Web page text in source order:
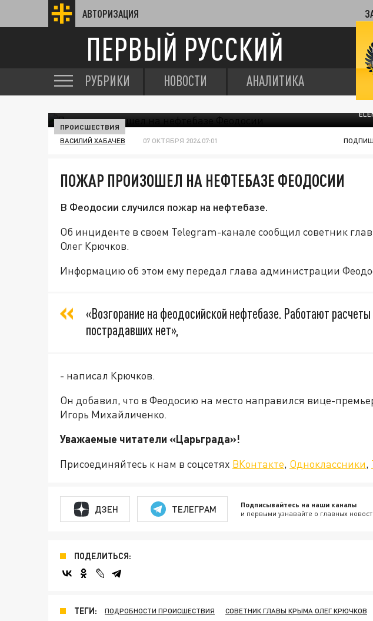
АВТОРИЗАЦИЯ
ПЕРВЫЙ РУССКИЙ
РУБРИКИ НОВОСТИ АНАЛИТИКА
ПРОИСШЕСТВИЯ
ВАСИЛИЙ ХАБАЧЕВ 07 ОКТЯБРЯ 2024 07:01
ПОЖАР ПРОИЗОШЕЛ НА НЕФТЕБАЗЕ ФЕОДОСИИ
В Феодосии случился пожар на нефтебазе.
Об инциденте в своем Telegram-канале сообщил советник
Олег Крючков.
Информацию об этом ему передал глава администрации
«Возгорание на феодосийской нефтебазе. Работают
пострадавших нет»,
- написал Крючков.
Он добавил, что в Феодосию на место направился вице-
Игорь Михайличенко.
Уважаемые читатели «Царьграда»!
Присоединяйтесь к нам в соцсетях ВКонтакте, Одноклассники,
ДЗЕН ТЕЛЕГРАМ Подписывайтесь на наши каналы
и первыми узнавайте о главных
ПОДЕЛИТЬСЯ:
ТЕГИ: ПОДРОБНОСТИ ПРОИСШЕСТВИЯ СОВЕТНИК ГЛАВЫ КРЫМА ОЛЕГ КРЮЧКОВ